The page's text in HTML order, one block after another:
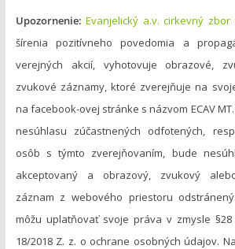
Upozornenie: Evanjelický a.v. cirkevný zbor
šírenia pozitívneho povedomia a
verejných akcií, vyhotovuje obrazové,
zvukové záznamy, ktoré zverejňuje na
na facebook-ovej stránke s názvom ECAV
nesúhlasu zúčastnených odfotených,
osôb s týmto zverejňovaním, bude
akceptovaný a obrazový, zvukový
záznam z webového priestoru
môžu uplatňovať svoje práva v zmysle
18/2018 Z. z. o ochrane osobných údajov.